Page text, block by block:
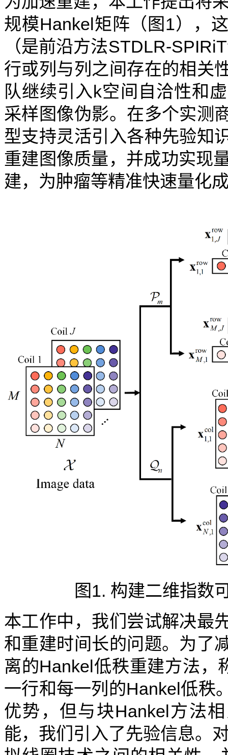
规模Hankel矩阵（图1），
（是前沿方法STDLR-
行或列与列之间存在的相关
队继续引入k空间自洽性和
采样图像伪影。在多个实测
型支持灵活引入各种先验知
重建图像质量，并成功实现
建，为肿瘤等精准快速量化
图1. 构建二维指数
本工作中，我们尝试解决最
和重建时间长的问题。为了
离的Hankel低秩重建方法，
一行和每一列的Hankel低秩
优势，但与块Hankel方法
能，我们引入了先验信息。